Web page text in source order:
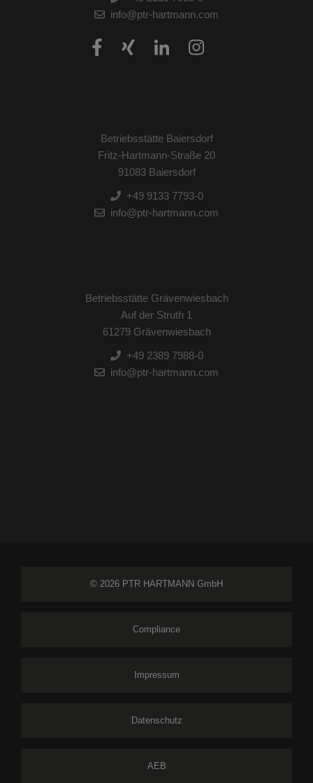
info@ptr-hartmann.com
Betriebsstätte Baiersdorf
Fritz-Hartmann-Straße 20
91083 Baiersdorf
+49 9133 7793-0
info@ptr-hartmann.com
Betriebsstätte Grävenwiesbach
Auf der Struth 1
61279 Grävenwiesbach
+49 2389 7988-0
info@ptr-hartmann.com
© 2026 PTR HARTMANN GmbH
Compliance
Impressum
Datenschutz
AEB